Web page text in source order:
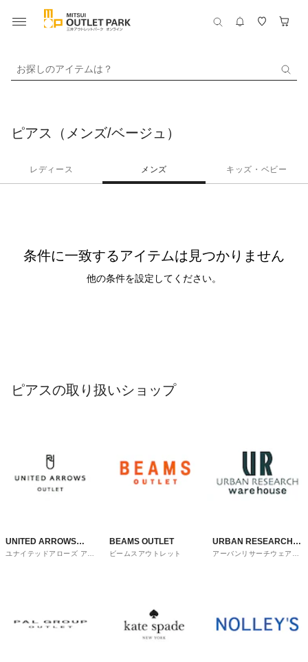
お探しのアイテムは？
ピアス（メンズ/ベージュ）
レディース メンズ キッズ・ベビー
条件に一致するアイテムは見つかりません
他の条件を設定してください。
ピアスの取り扱いショップ
UNITED ARROWS
OUTLET
ユナイテッドアローズ アウ
BEAMS OUTLET
ビームスアウトレット
URBAN RESEARCH
ware house
アーバンリサーチウェアハ